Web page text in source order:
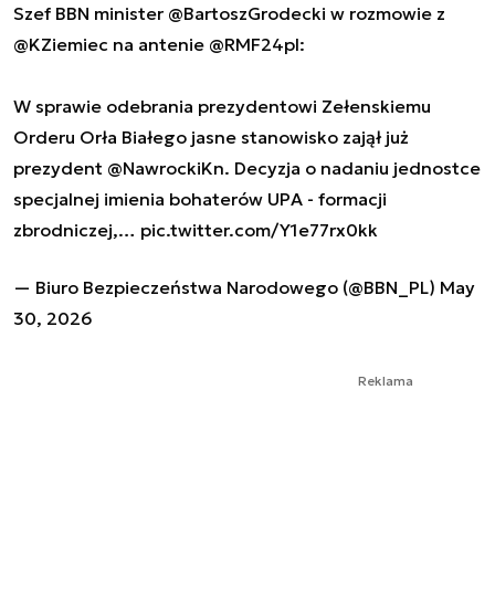
Szef BBN minister @BartoszGrodecki w rozmowie z
@KZiemiec na antenie @RMF24pl:
W sprawie odebrania prezydentowi Zełenskiemu
Orderu Orła Białego jasne stanowisko zajął już
prezydent @NawrockiKn. Decyzja o nadaniu jednostce
specjalnej imienia bohaterów UPA - formacji
zbrodniczej,… pic.twitter.com/Y1e77rx0kk
— Biuro Bezpieczeństwa Narodowego (@BBN_PL) May
30, 2026
Reklama